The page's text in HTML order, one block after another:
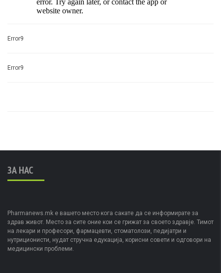
Error9
Error9
ЗА НАС
Pharmanews.mk е вашето место кога сакате да се информирате за
здрав живот. Место за сите оние кои се грижат за своето здравје. Тимот
на лекари и професори, фармацевти, стоматолози, педијатри и
нутриционисти, нудат стручна едукација, корисни совети и одговори на
медицински проблеми.